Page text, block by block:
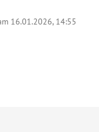
16.01.2026, 14:55